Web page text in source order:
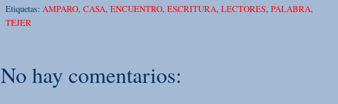
Etiquetas: AMPARO, CASA, ENCUENTRO, ESCRITURA, LECTORES, PALABRA,
TEJER
No hay comentarios: